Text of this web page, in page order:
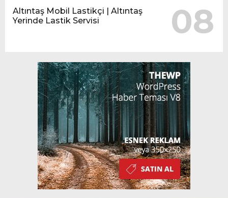
Altıntaş Mobil Lastikçi | Altıntaş
Yerinde Lastik Servisi
08